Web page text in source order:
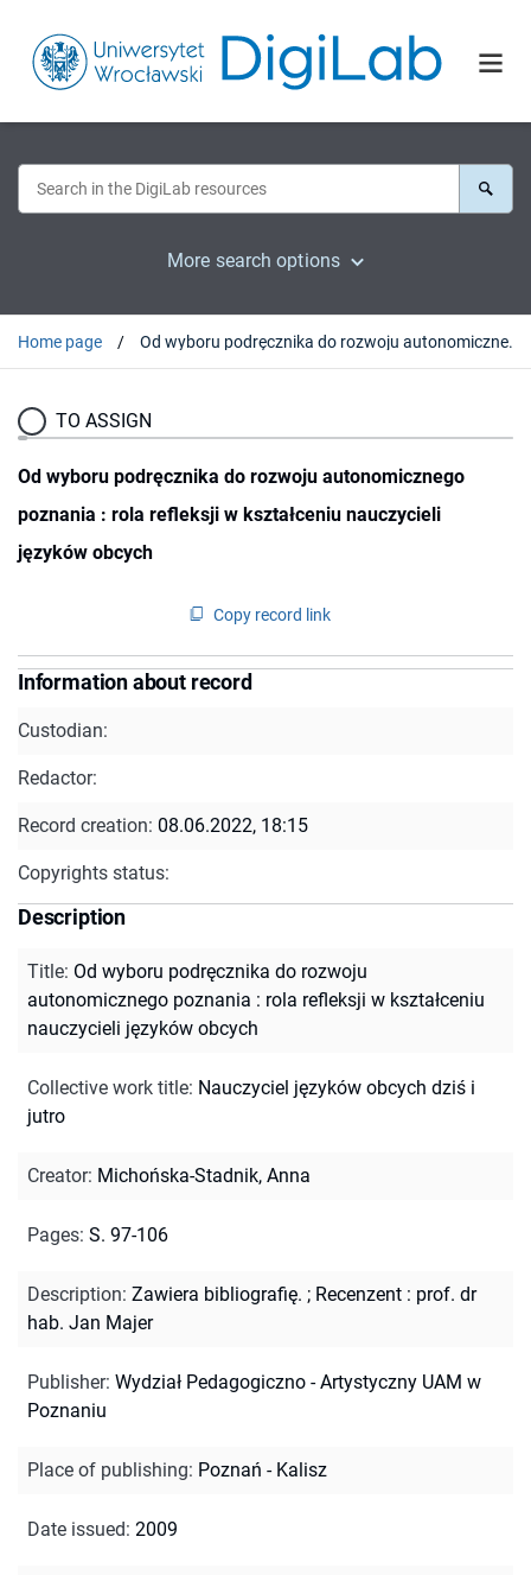
More search options
Home page Od wyboru podręcznika do rozwoju autonomicznego poznania : rola refleksji w kształceniu nauczycieli języków obcych
TO ASSIGN
Od wyboru podręcznika do rozwoju autonomicznego
poznania : rola refleksji w kształceniu nauczycieli
języków obcych
Copy record link
Information about record
Custodian:
Redactor:
Record creation: 08.06.2022, 18:15
Copyrights status:
Description
Title: Od wyboru podręcznika do rozwoju
autonomicznego poznania : rola refleksji w kształceniu
nauczycieli języków obcych
Collective work title: Nauczyciel języków obcych dziś i
jutro
Creator: Michońska-Stadnik, Anna
Pages: S. 97-106
Description: Zawiera bibliografię. ; Recenzent : prof. dr
hab. Jan Majer
Publisher: Wydział Pedagogiczno - Artystyczny UAM w
Poznaniu
Place of publishing: Poznań - Kalisz
Date issued: 2009